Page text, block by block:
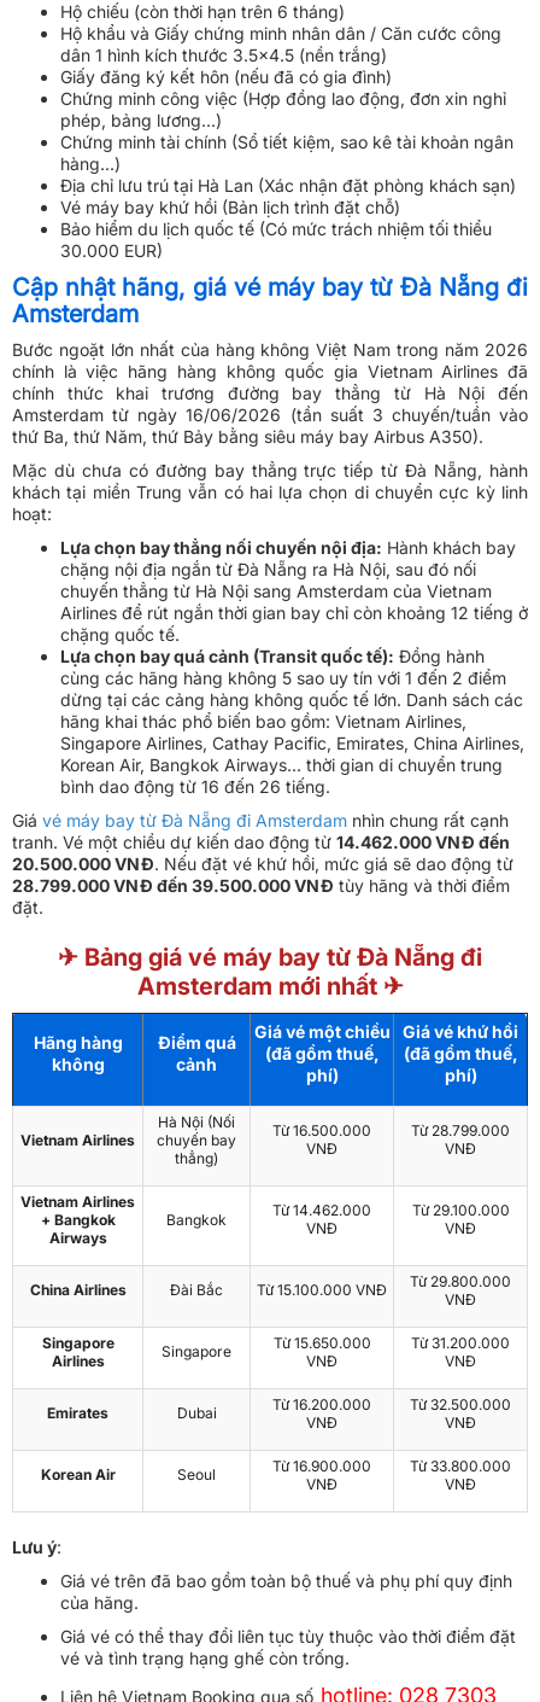
Hộ chiếu (còn thời hạn trên 6 tháng)
Hộ khẩu và Giấy chứng minh nhân dân / Căn cước công
dân 1 hình kích thước 3.5×4.5 (nền trắng)
Giấy đăng ký kết hôn (nếu đã có gia đình)
Chứng minh công việc (Hợp đồng lao động, đơn xin nghỉ
phép, bảng lương...)
Chứng minh tài chính (Sổ tiết kiệm, sao kê tài khoản ngân
hàng...)
Địa chỉ lưu trú tại Hà Lan (Xác nhận đặt phòng khách sạn)
Vé máy bay khứ hồi (Bản lịch trình đặt chỗ)
Bảo hiểm du lịch quốc tế (Có mức trách nhiệm tối thiểu
30.000 EUR)
Cập nhật hãng, giá vé máy bay từ Đà Nẵng đi
Amsterdam
Bước ngoặt lớn nhất của hàng không Việt Nam trong năm 2026
chính là việc hãng hàng không quốc gia Vietnam Airlines đã
chính thức khai trương đường bay thẳng từ Hà Nội đến
Amsterdam từ ngày 16/06/2026 (tần suất 3 chuyến/tuần vào
thứ Ba, thứ Năm, thứ Bảy bằng siêu máy bay Airbus A350).
Mặc dù chưa có đường bay thẳng trực tiếp từ Đà Nẵng, hành
khách tại miền Trung vẫn có hai lựa chọn di chuyển cực kỳ linh
hoạt:
Lựa chọn bay thẳng nối chuyến nội địa: Hành khách bay
chặng nội địa ngắn từ Đà Nẵng ra Hà Nội, sau đó nối
chuyến thẳng từ Hà Nội sang Amsterdam của Vietnam
Airlines để rút ngắn thời gian bay chỉ còn khoảng 12 tiếng ở
chặng quốc tế.
Lựa chọn bay quá cảnh (Transit quốc tế): Đồng hành
cùng các hãng hàng không 5 sao uy tín với 1 đến 2 điểm
dừng tại các cảng hàng không quốc tế lớn. Danh sách các
hãng khai thác phổ biến bao gồm: Vietnam Airlines,
Singapore Airlines, Cathay Pacific, Emirates, China Airlines,
Korean Air, Bangkok Airways... thời gian di chuyển trung
bình dao động từ 16 đến 26 tiếng.
Giá vé máy bay từ Đà Nẵng đi Amsterdam nhìn chung rất cạnh
tranh. Vé một chiều dự kiến dao động từ 14.462.000 VNĐ đến
20.500.000 VNĐ. Nếu đặt vé khứ hồi, mức giá sẽ dao động từ
28.799.000 VNĐ đến 39.500.000 VNĐ tùy hãng và thời điểm
đặt.
✈ Bảng giá vé máy bay từ Đà Nẵng đi
Amsterdam mới nhất ✈
Hãng hàng
không
Điểm quá
cảnh
Giá vé một chiều
(đã gồm thuế,
phí)
Giá vé khứ hồi
(đã gồm thuế,
phí)
Vietnam Airlines
Hà Nội (Nối
chuyến bay
thẳng)
Từ 16.500.000
VNĐ
Từ 28.799.000
VNĐ
Vietnam Airlines
+ Bangkok
Airways
Bangkok
Từ 14.462.000
VNĐ
Từ 29.100.000
VNĐ
China Airlines Đài Bắc Từ 15.100.000 VNĐ
Từ 29.800.000
VNĐ
Singapore
Airlines
Singapore
Từ 15.650.000
VNĐ
Từ 31.200.000
VNĐ
Emirates Dubai
Từ 16.200.000
VNĐ
Từ 32.500.000
VNĐ
Korean Air Seoul
Từ 16.900.000
VNĐ
Từ 33.800.000
VNĐ
Lưu ý:
Giá vé trên đã bao gồm toàn bộ thuế và phụ phí quy định
của hãng.
Giá vé có thể thay đổi liên tục tùy thuộc vào thời điểm đặt
vé và tình trạng hạng ghế còn trống.
Liên hệ Vietnam Booking qua số hotline: 028 7303